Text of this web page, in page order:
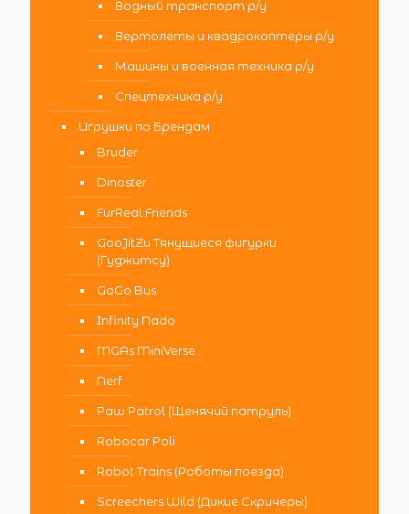
Водный транспорт р/у
Вертолеты и квадрокоптеры р/у
Машины и военная техника р/у
Спецтехника р/у
Игрушки по Брендам
Bruder
Dinoster
FurReal Friends
GooJitZu Тянущиеся фигурки
(Гуджитсу)
GoGo Bus
Infinity Nado
MGAs MiniVerse
Nerf
Paw Patrol (Щенячий патруль)
Robocar Poli
Robot Trains (Роботы поезда)
Screechers Wild (Дикие Скричеры)